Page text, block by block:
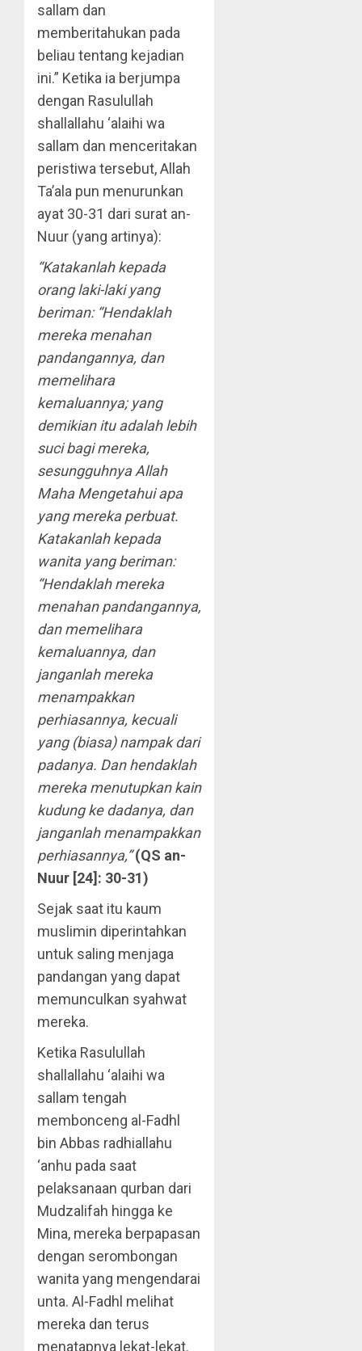
sallam dan
memberitahukan pada
beliau tentang kejadian
ini.” Ketika ia berjumpa
dengan Rasulullah
shallallahu ‘alaihi wa
sallam dan menceritakan
peristiwa tersebut, Allah
Ta’ala pun menurunkan
ayat 30-31 dari surat an-
Nuur (yang artinya):
“Katakanlah kepada
orang laki-laki yang
beriman: “Hendaklah
mereka menahan
pandangannya, dan
memelihara
kemaluannya; yang
demikian itu adalah lebih
suci bagi mereka,
sesungguhnya Allah
Maha Mengetahui apa
yang mereka perbuat.
Katakanlah kepada
wanita yang beriman:
“Hendaklah mereka
menahan pandangannya,
dan memelihara
kemaluannya, dan
janganlah mereka
menampakkan
perhiasannya, kecuali
yang (biasa) nampak dari
padanya. Dan hendaklah
mereka menutupkan kain
kudung ke dadanya, dan
janganlah menampakkan
perhiasannya,” (QS an-
Nuur [24]: 30-31)
Sejak saat itu kaum
muslimin diperintahkan
untuk saling menjaga
pandangan yang dapat
memunculkan syahwat
mereka.
Ketika Rasulullah
shallallahu ‘alaihi wa
sallam tengah
membonceng al-Fadhl
bin Abbas radhiallahu
‘anhu pada saat
pelaksanaan qurban dari
Mudzalifah hingga ke
Mina, mereka berpapasan
dengan serombongan
wanita yang mengendarai
unta. Al-Fadhl melihat
mereka dan terus
menatapnya lekat-lekat.